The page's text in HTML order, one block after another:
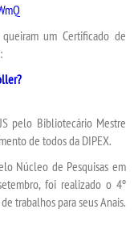
um Certificado de
pelo Bibliotecário Mestre
de todos da DIPEX.
Núcleo de Pesquisas em
foi realizado o 4º
trabalhos para seus Anais.